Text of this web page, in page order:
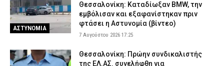
ΑΣΤΥΝΟΜΙΑ
Θεσσαλονίκη: Καταδίωξαν BMW, την
εμβόλισαν και εξαφανίστηκαν πριν
φτάσει η Αστυνομία (βίντεο)
7 Αυγούστου 2026 17:25
Θεσσαλονίκη: Πρώην συνδικαλιστής
της ΕΛ.ΑΣ. συνελήφθη για